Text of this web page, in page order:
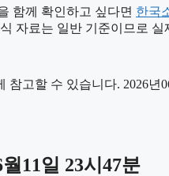
함께 확인하고 싶다면 한국
자료는 일반 기준이므로
참고할 수 있습니다. 2026년
11일 23시47분